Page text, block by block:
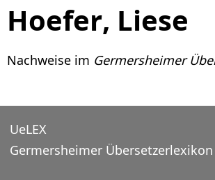
Hoefer, Liese
Nachweise im Germersheimer
UeLEX
Germersheimer Übersetzerlexikon